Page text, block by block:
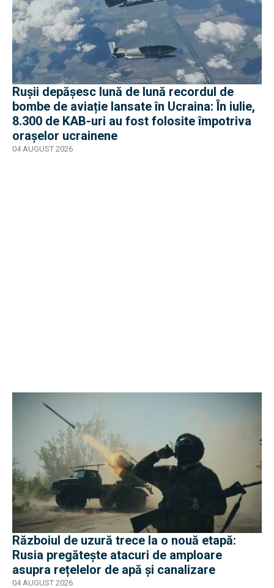
Rușii depășesc lună de lună recordul de
bombe de aviație lansate în Ucraina: În iulie,
8.300 de KAB-uri au fost folosite împotriva
orașelor ucrainene
04 AUGUST 2026
Războiul de uzură trece la o nouă etapă:
Rusia pregătește atacuri de amploare
asupra rețelelor de apă și canalizare
04 AUGUST 2026